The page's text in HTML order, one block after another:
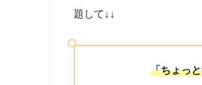
題して↓↓
「ちょっ